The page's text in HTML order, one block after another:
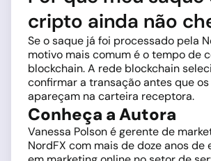
cripto ainda não
Se o saque já foi processado pela
motivo mais comum é o tempo de
blockchain. A rede blockchain
confirmar a transação antes que
apareçam na carteira receptora.
Conheça a Autora
Vanessa Polson é gerente de
NordFX com mais de doze anos de